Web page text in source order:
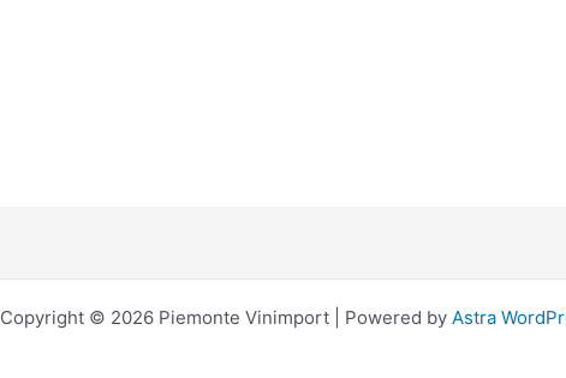
Copyright © 2026 Piemonte Vinimport | Powered by Astra